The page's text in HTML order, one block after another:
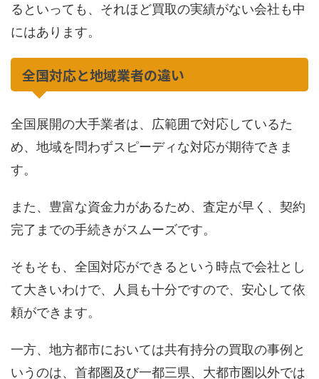
るといっても、それほど買取の実績がない会社も中
にはあります。
全国対応と地域業者の違い
全国展開の大手業者は、広範囲で対応しているた
め、地域を問わずスピーディな対応が期待できま
す。
また、豊富な資金力があるため、査定が早く、契約
完了までの手続きがスムーズです。
そもそも、全国対応ができるという時点で会社とし
て大きいわけで、人員も十分ですので、安心して依
頼ができます。
一方、地方都市においては共有持分の買取の事例と
いうのは、首都圏及び一都三県、大都市圏以外では